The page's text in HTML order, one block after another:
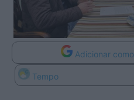
Adicionar
Tempo